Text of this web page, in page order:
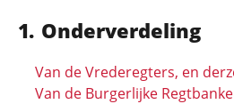
Onderverdeling
Van de Vrederegters, en
Van de Burgerlijke